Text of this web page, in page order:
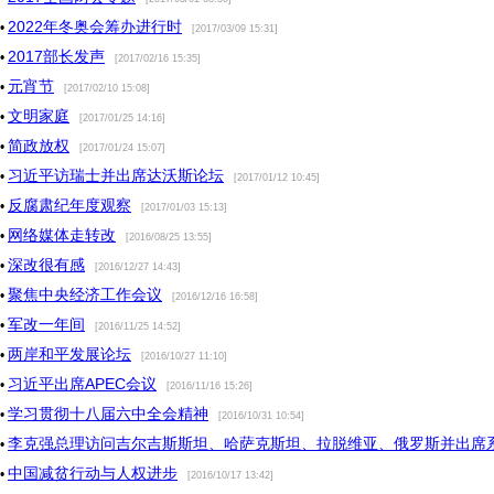
• 2022年冬奥会筹办进行时 [2017/03/09 15:31]
• 2017部长发声 [2017/02/16 15:35]
• 元宵节 [2017/02/10 15:08]
• 文明家庭 [2017/01/25 14:16]
• 简政放权 [2017/01/24 15:07]
• 习近平访瑞士并出席达沃斯论坛 [2017/01/12 10:45]
• 反腐肃纪年度观察 [2017/01/03 15:13]
• 网络媒体走转改 [2016/08/25 13:55]
• 深改很有感 [2016/12/27 14:43]
• 聚焦中央经济工作会议 [2016/12/16 16:58]
• 军改一年间 [2016/11/25 14:52]
• 两岸和平发展论坛 [2016/10/27 11:10]
• 习近平出席APEC会议 [2016/11/16 15:26]
• 学习贯彻十八届六中全会精神 [2016/10/31 10:54]
• 李克强总理访问吉尔吉斯斯坦、哈萨克斯坦、拉脱维亚、俄罗斯并出席
• 中国减贫行动与人权进步 [2016/10/17 13:42]